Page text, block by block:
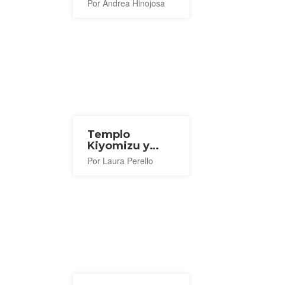
Por Andrea Hinojosa
Templo
Kiyomizu y
cascada Otowa
Por Laura Perello